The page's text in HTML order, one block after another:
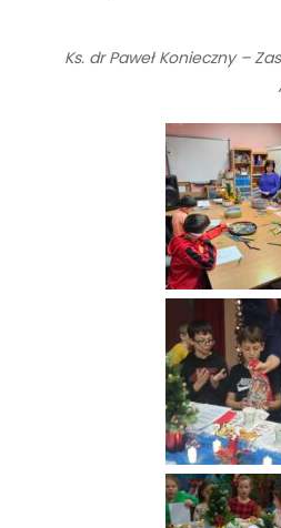
Ks. dr Paweł Konieczny –